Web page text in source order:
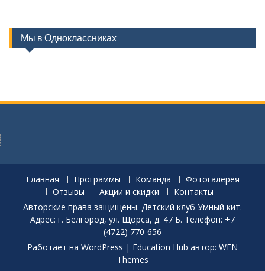
Мы в Одноклассниках
Главная Программы Команда
Фотогалерея
Отзывы
Акции и скидки
Контакты
Авторские права защищены. Детский клуб Умный кит.
Адрес: г. Белгород, ул. Щорса, д. 47 Б. Телефон: +7
(4722) 770-656
Работает на WordPress | Education Hub автор: WEN
Themes